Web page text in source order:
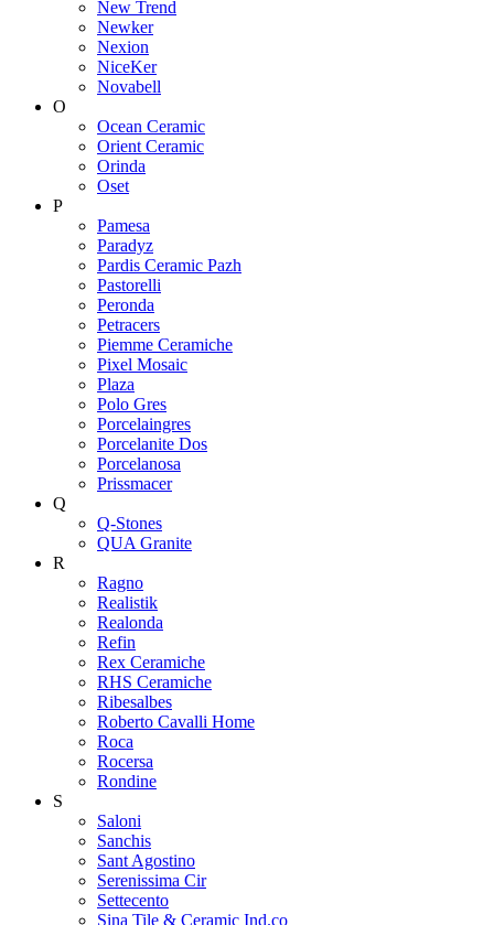
New Trend
Newker
Nexion
NiceKer
Novabell
O
Ocean Ceramic
Orient Ceramic
Orinda
Oset
P
Pamesa
Paradyz
Pardis Ceramic Pazh
Pastorelli
Peronda
Petracers
Piemme Ceramiche
Pixel Mosaic
Plaza
Polo Gres
Porcelaingres
Porcelanite Dos
Porcelanosa
Prissmacer
Q
Q-Stones
QUA Granite
R
Ragno
Realistik
Realonda
Refin
Rex Ceramiche
RHS Ceramiche
Ribesalbes
Roberto Cavalli Home
Roca
Rocersa
Rondine
S
Saloni
Sanchis
Sant Agostino
Serenissima Cir
Settecento
Sina Tile & Ceramic Ind.co